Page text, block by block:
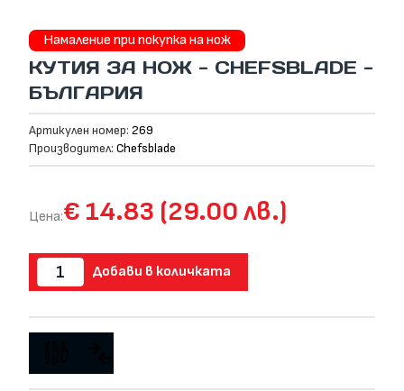
Намаление при покупка на нож
КУТИЯ ЗА НОЖ - CHEFSBLADE -
БЪЛГАРИЯ
Артикулен номер: 269
Производител: Chefsblade
Цена:€ 14.83 (29.00 лв.)
Добави в количката